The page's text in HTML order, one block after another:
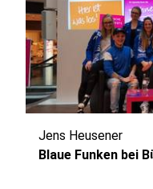
Jens Heusener
Blaue Funken bei